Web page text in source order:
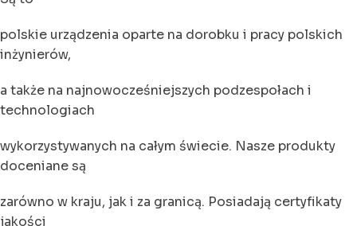
polskie urządzenia oparte na dorobku i pracy polskich
inżynierów,
a także na najnowocześniejszych podzespołach i
technologiach
wykorzystywanych na całym świecie. Nasze produkty
doceniane są
zarówno w kraju, jak i za granicą. Posiadają certyfikaty
jakości